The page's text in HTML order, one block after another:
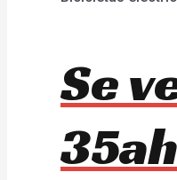
Se
35ah